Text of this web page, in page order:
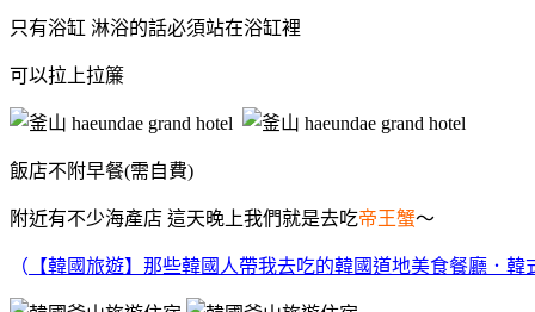
只有浴缸 淋浴的話必須站在浴缸裡
可以拉上拉簾
飯店不附早餐(需自費)
附近有不少海產店 這天晚上我們就是去吃帝王蟹～
（ 【韓國旅遊】那些韓國人帶我去吃的韓國道地美食餐廳．